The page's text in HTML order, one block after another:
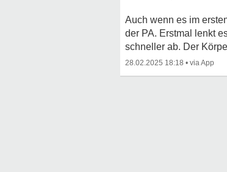
Auch wenn es im
der PA. Erstmal lenkt
schneller ab. Der
28.02.2025 18:18 •